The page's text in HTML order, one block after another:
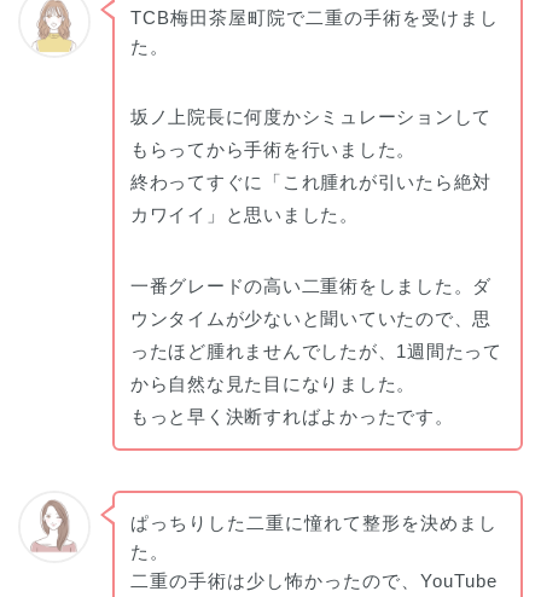
TCB梅田茶屋町院で二重の手術を受けまし
た。
坂ノ上院長に何度かシミュレーションして
もらってから手術を行いました。
終わってすぐに「これ腫れが引いたら絶対
カワイイ」と思いました。
一番グレードの高い二重術をしました。ダ
ウンタイムが少ないと聞いていたので、思
ったほど腫れませんでしたが、1週間たって
から自然な見た目になりました。
もっと早く決断すればよかったです。
ぱっちりした二重に憧れて整形を決めまし
た。
二重の手術は少し怖かったので、YouTube